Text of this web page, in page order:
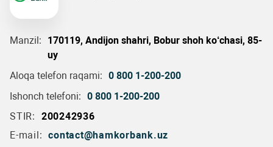
Manzil:
170119, Andijon shahri, Bobur shoh ko‘chasi, 85-
uy
Aloqa telefon raqami: 0 800 1-200-200
Ishonch telefoni: 0 800 1-200-200
STIR:
200242936
E-mail: contact@hamkorbank.uz